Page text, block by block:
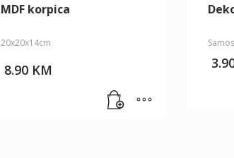
MDF korpica
20x20x14cm
8.90 KM